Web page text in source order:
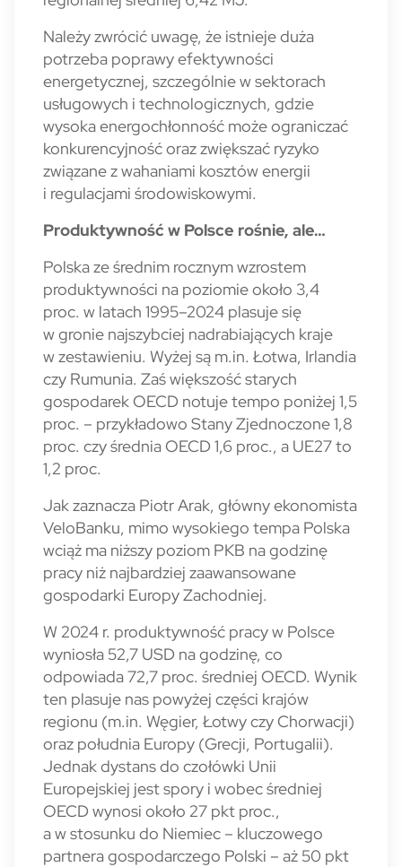
Należy zwrócić uwagę, że istnieje duża
potrzeba poprawy efektywno­ści
energetycznej, szczególnie w sektorach
usługowych i tech­nologicznych, gdzie
wysoka energochłonność może ograniczać
konkurencyjność oraz zwiększać ryzyko
związane z wahaniami kosztów energii
i regulacjami środowiskowymi.
Produktywność w Polsce rośnie, ale…
Polska ze średnim rocznym wzrostem
produktywności na poziomie około 3,4
proc. w latach 1995–2024 plasuje się
w gronie najszybciej nadrabiających kraje
w zestawieniu. Wyżej są m.in. Łotwa, Irlandia
czy Rumunia. Zaś większość starych
gospodarek OECD notuje tempo poniżej 1,5
proc. – przykładowo Stany Zjednoczone 1,8
proc. czy średnia OECD 1,6 proc., a UE27 to
1,2 proc.
Jak zaznacza Piotr Arak, główny ekonomista
VeloBanku, mimo wysokiego tempa Polska
wciąż ma niższy poziom PKB na godzinę
pracy niż najbardziej zaawansowane
gospodarki Europy Zachodniej.
W 2024 r. produktywność pracy w Polsce
wyniosła 52,7 USD na godzinę, co
odpowiada 72,7 proc. średniej OECD. Wynik
ten plasuje nas powyżej części krajów
regionu (m.in. Węgier, Ło­twy czy Chorwacji)
oraz południa Europy (Grecji, Portugalii).
Jednak dystans do czołówki Unii
Europejskiej jest spory i wobec średniej
OECD wynosi około 27 pkt proc.,
a w stosunku do Nie­miec – kluczowego
partnera gospodarczego Polski – aż 50 pkt